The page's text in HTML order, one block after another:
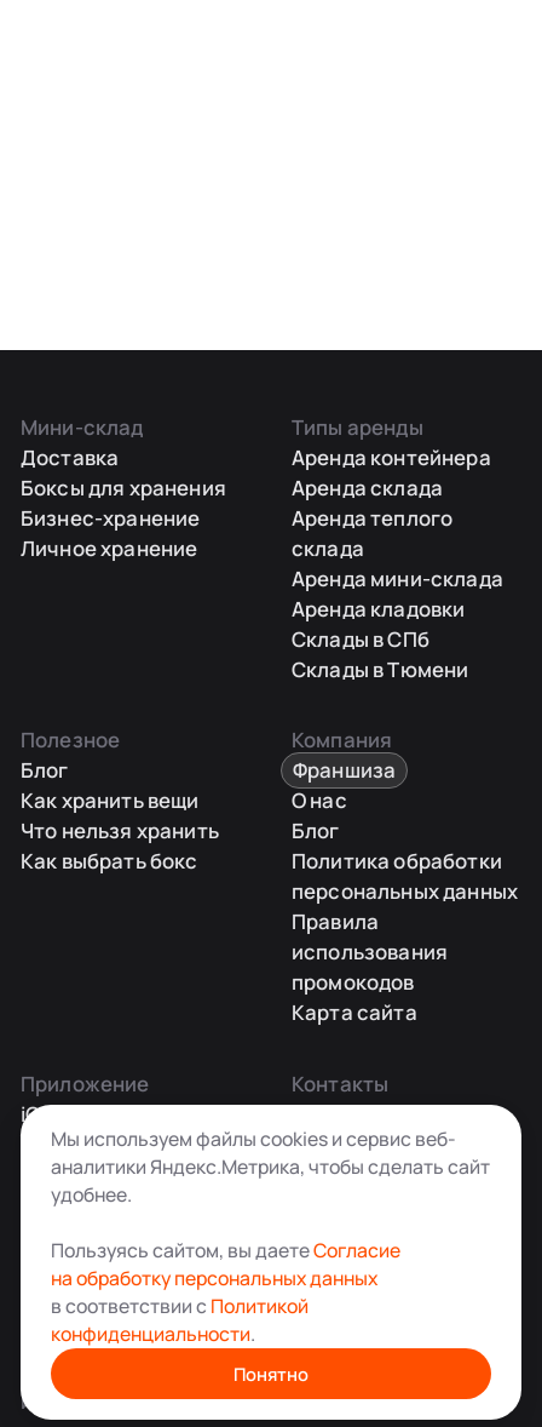
Мини-склад
Доставка
Боксы для хранения
Бизнес-хранение
Личное хранение
Типы аренды
Аренда контейнера
Аренда склада
Аренда теплого
склада
Аренда мини-склада
Аренда кладовки
Склады в СПб
Склады в Тюмени
Полезное
Блог
Как хранить вещи
Что нельзя хранить
Как выбрать бокс
Компания
Франшиза
О нас
Блог
Политика обработки
персональных данных
Правила
использования
промокодов
Карта сайта
Приложение
iOS
Android
Контакты
Заказать звонок
+7 495 181-55-45
info@kladovkin.ru
Аренда склада для хранения вещей в Москве
© ООО «Кладовкин» 2026. Все права защищены
ИНН:7100007940 ОГРН:1217100007805
Мы используем файлы cookies и сервис веб-
аналитики Яндекс.Метрика, чтобы сделать сайт
удобнее.
Пользуясь сайтом, вы даетеСогласие
на обработку персональных данных
в соответствии с Политикой
конфиденциальности.
Понятно